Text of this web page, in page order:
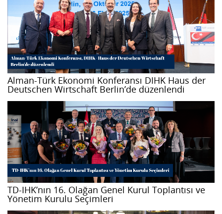
Alman-Türk Ekonomi Konferansı DIHK Haus der
Deutschen Wirtschaft Berlin’de düzenlendi
TD-IHK’nın 16. Olağan Genel Kurul Toplantısı ve
Yönetim Kurulu Seçimleri